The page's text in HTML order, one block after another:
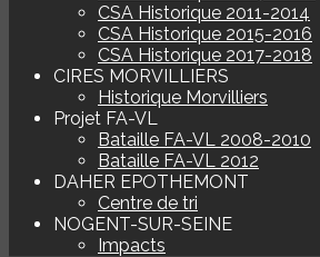
CSA Historique 2011-2014
CSA Historique 2015-2016
CSA Historique 2017-2018
CIRES MORVILLIERS
Historique Morvilliers
Projet FA-VL
Bataille FA-VL 2008-2010
Bataille FA-VL 2012
DAHER EPOTHEMONT
Centre de tri
NOGENT-SUR-SEINE
Impacts